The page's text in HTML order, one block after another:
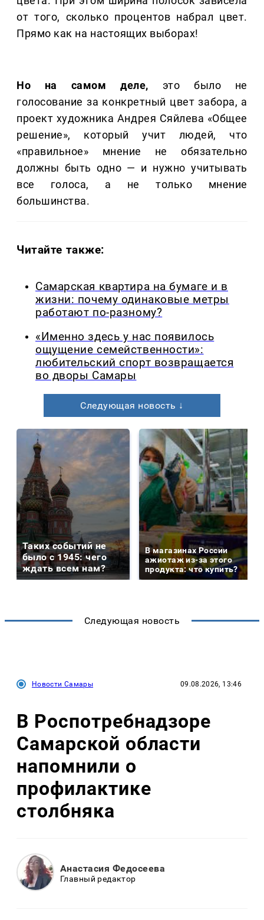
от того, сколько процентов набрал цвет.
Прямо как на настоящих выборах!
Но на самом деле, это было не
голосование за конкретный цвет забора, а
проект художника Андрея Сяйлева «Общее
решение», который учит людей, что
«правильное» мнение не обязательно
должны быть одно — и нужно учитывать
все голоса, а не только мнение
большинства.
Читайте также:
Самарская квартира на бумаге и в
жизни: почему одинаковые метры
работают по-разному?
«Именно здесь у нас появилось
ощущение семейственности»:
любительский спорт возвращается
во дворы Самары
Следующая новость ↓
Таких событий не
было с 1945: чего
ждать всем нам?
В магазинах России
ажиотаж из-за этого
продукта: что купить?
Следующая новость
Новости Самары 09.08.2026, 13:46
В Роспотребнадзоре
Самарской области
напомнили о
профилактике
столбняка
Анастасия Федосеева
Главный редактор